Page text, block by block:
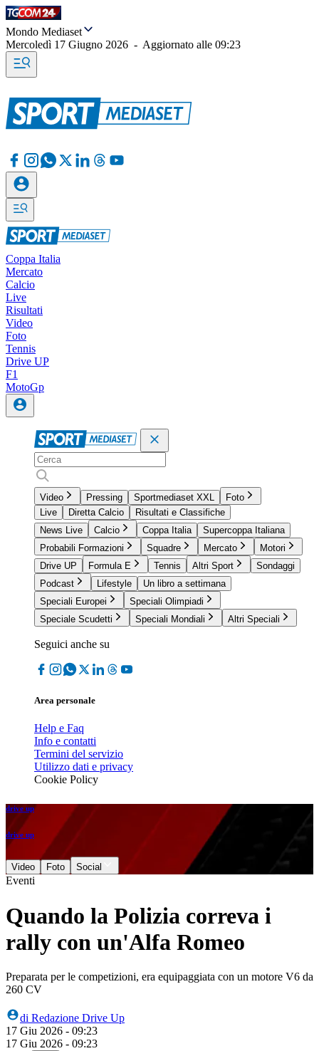
Mondo Mediaset
Mercoledì 17 Giugno 2026 - Aggiornato alle 09:23
Coppa Italia
Mercato
Calcio
Live
Risultati
Video
Foto
Tennis
Drive UP
F1
MotoGp
Video Pressing Sportmediaset XXL
Foto
Live
Diretta Calcio
Risultati e Classifiche
News Live
Calcio Coppa Italia
Supercoppa Italiana
Probabili Formazioni
Squadre Mercato
Motori
Drive UP
Formula E Tennis Altri Sport
Sondaggi
Podcast
Lifestyle
Un libro a settimana
Speciali Europei
Speciali Olimpiadi
Speciale Scudetti
Speciali Mondiali Altri Speciali
Seguici anche su
Area personale
Help e Faq
Info e contatti
Termini del servizio
Utilizzo dati e privacy
Cookie Policy
drive up
drive up
Video Foto Social
Eventi
Quando la Polizia correva i
rally con un'Alfa Romeo
Preparata per le competizioni, era equipaggiata con un motore V6 da
260 CV
di Redazione Drive Up
17 Giu 2026 - 09:23
17 Giu 2026 - 09:23